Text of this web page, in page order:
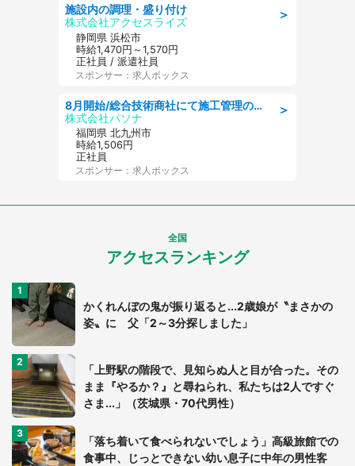
＞
施設内の調理・盛り付け
株式会社アクセスライズ
静岡県 浜松市
時給1,470円～1,570円
正社員 / 派遣社員
スポンサー：求人ボックス
＞
8月開始/総合技術商社にて施工管理のお仕事/即日勤務可/車通勤可/工事・土木施工管理/生産・品質管理
株式会社パソナ
福岡県 北九州市
時給1,506円
正社員
スポンサー：求人ボックス
全国
アクセスランキング
かくれんぼの鬼が振り返ると...2歳娘が〝まさかの
姿〟に 父「2～3分探しました」
「上野駅の階段で、見知らぬ人と目が合った。その
まま『やるか？』と尋ねられ、私たちは2人ですぐ
さま...」（茨城県・70代男性）
「落ち着いて食べられないでしょう」高級旅館での
食事中、じっとできない幼い息子に中年の男性客